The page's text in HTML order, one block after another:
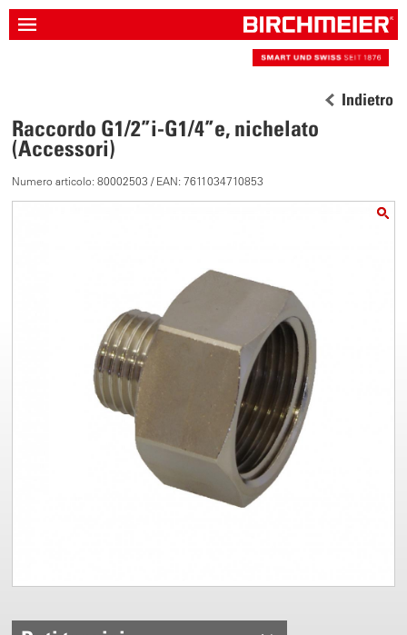
Indietro
Raccordo G1/2”i-G1/4”e, nichelato
(Accessori)
Numero articolo: 80002503 / EAN: 7611034710853